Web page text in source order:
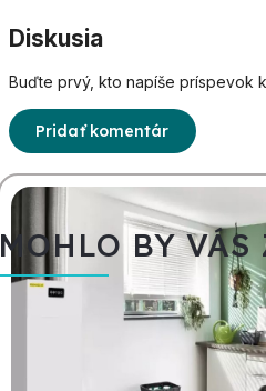
Diskusia
Buďte prvý, kto napíše príspevok
Pridať komentár
MOHLO BY